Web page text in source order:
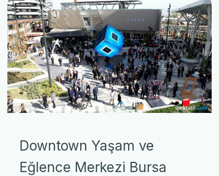
Downtown Yaşam ve
Eğlence Merkezi Bursa